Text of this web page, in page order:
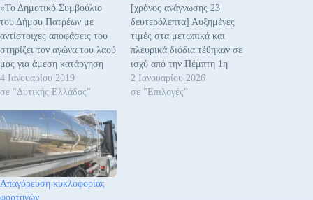
«Το Δημοτικό Συμβούλιο
του Δήμου Πατρέων με
αντίστοιχες αποφάσεις του
στηρίζει τον αγώνα του λαού
μας για άμεση κατάργηση
όλων των διοδίων, γιατί
αποτελεί ώριμο και δίκαιο
ικανοποιηθεί τώρα. Επίσης
στηρίζουμε αντίστοιχες
αποφάσεις των Δήμων
Μεσολογγίου, Ναυπάκτου
και Δωρίδος που διεκδικούν
μείωση της τιμής διέλευσης
4 Ιανουαρίου 2019
σε "Δυτικής Ελλάδας"
[χρόνος ανάγνωσης 23
δευτερόλεπτα] Αυξημένες
τιμές στα μετωπικά και
πλευρικά διόδια τέθηκαν σε
ισχύ από την Πέμπτη 1η
Ιανουαρίου 2026 σε
βασικούς
2 Ιανουαρίου 2026
σε "Επιλογές"
Απαγόρευση κυκλοφορίας
φορτηγών